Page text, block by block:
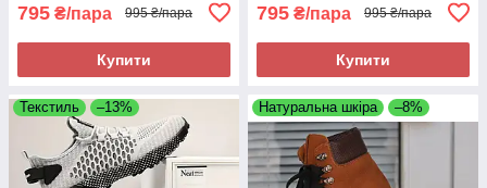
795 ₴/пара 995 ₴/пара
Купити
795 ₴/пара 995 ₴/пара
Купити
Текстиль –13% Натуральна шкіра –8%